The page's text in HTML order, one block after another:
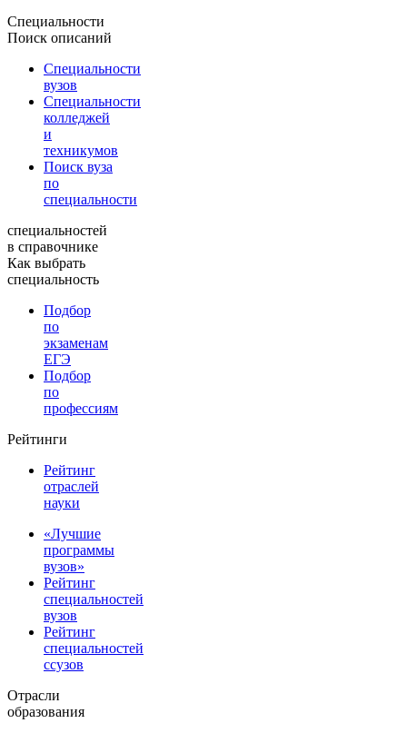
Специальности
Поиск описаний
Специальности
вузов
Специальности
колледжей
и
техникумов
Поиск вуза
по
специальности
специальностей
в справочнике
Как выбрать
специальность
Подбор
по
экзаменам
ЕГЭ
Подбор
по
профессиям
Рейтинги
Рейтинг
отраслей
науки
«Лучшие
программы
вузов»
Рейтинг
специальностей
вузов
Рейтинг
специальностей
ссузов
Отрасли
образования